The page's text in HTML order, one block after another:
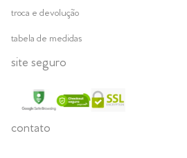
troca e devolução
tabela de medidas
site seguro
contato